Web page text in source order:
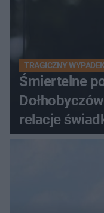
TRAGICZNY
Śmiertelne
relacje